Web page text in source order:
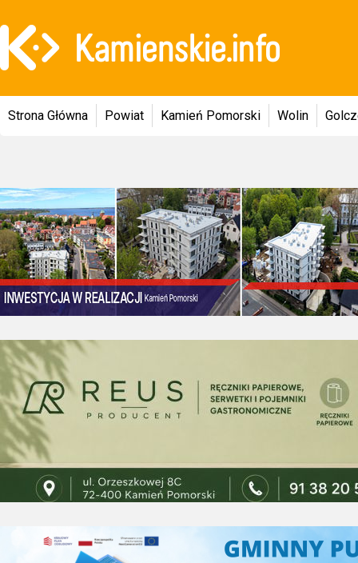
Strona Główna Powiat Kamień Pomorski Wolin